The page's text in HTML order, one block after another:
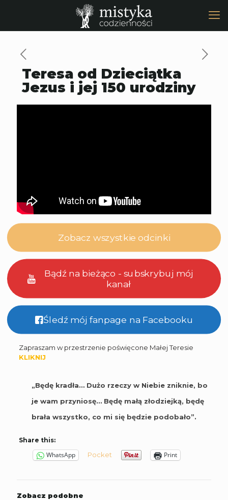
Teresa od Dzieciątka
Jezus i jej 150 urodziny
Zobacz wszystkie odcinki
Bądź na bieżąco - subskrybuj mój
kanał
Śledź mój fanpage na Facebooku
Zapraszam w przestrzenie poświęcone Małej Teresie
KLIKNIJ
„Będę kradła… Dużo rzeczy w Niebie zniknie, bo
je wam przyniosę… Będę małą złodziejką, będę
brała wszystko, co mi się będzie podobało”.
Share this:
WhatsApp Pocket Print
Zobacz podobne